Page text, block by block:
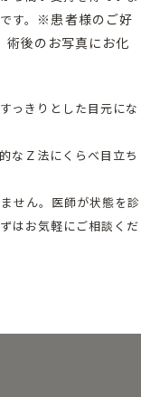
す。 ※患者様のご好
術後のお写真にお化
っきりとした目元にな
なＺ法にくらべ目立ち
せん。医師が状態を診
はお気軽にご相談くだ